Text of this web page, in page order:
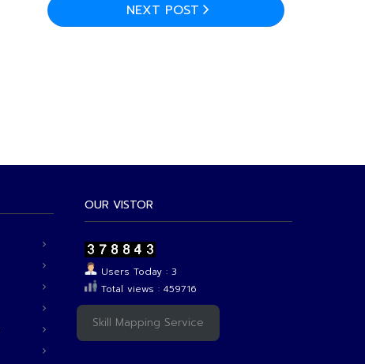
NEXT POST
OUR VISTOR
Users Today : 3
Total views : 459716
Skill Mapping Service